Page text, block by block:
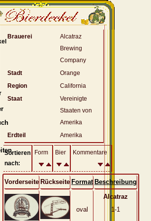
Brauerei
Alcatraz
Brewing
Company
Stadt
Orange
Region
California
Staat
Vereinigte
Staaten von
Amerika
Erdteil
Amerika
Sortieren
nach:
Form Bier Kommentare
Vorderseite Rückseite Format Beschreibung
oval
Alcatraz
1-1